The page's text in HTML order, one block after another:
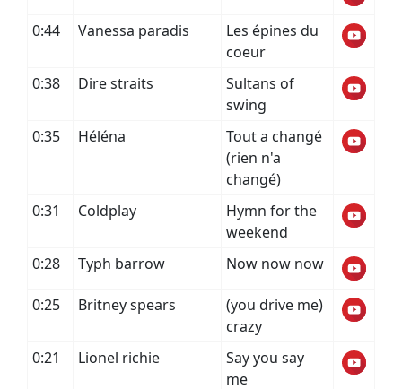
0:44 Vanessa paradis
Les épines du
coeur
0:38
Dire straits
Sultans of
swing
0:35
Héléna
Tout a changé
(rien n'a
changé)
0:31
Coldplay
Hymn for the
weekend
0:28
Typh barrow Now now now
0:25 Britney spears
(you drive me)
crazy
0:21
Lionel richie
Say you say
me